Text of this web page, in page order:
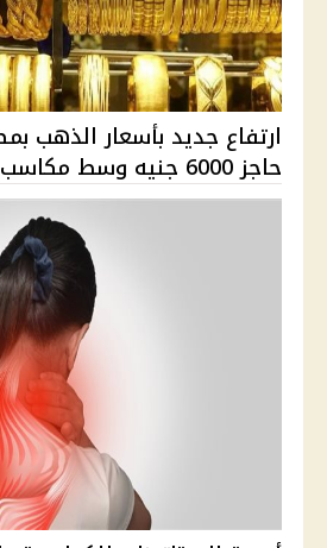
حاجز 6000 جنيه وسط مكاسب ع...